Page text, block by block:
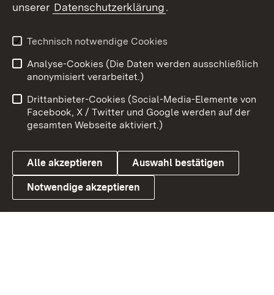
X / Twitter
Youtube
Link zum Landesportal
Benutzungshinweise
Barrierefreiheit
Datenschutz
Cookies
unserer Datenschutzerklärung.
Technisch notwendige Cookies
Analyse-Cookies (Die Daten werden ausschließlich
anonymisiert verarbeitet.)
Drittanbieter-Cookies (Social-Media-Elemente von
Facebook, X / Twitter und Google werden auf der
gesamten Webseite aktiviert.)
Alle akzeptieren Auswahl bestätigen
Notwendige akzeptieren